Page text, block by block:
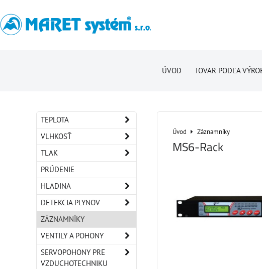
ÚVOD TOVAR PODĽA
Úvod Záznamníky
MS6-Rack
TEPLOTA
VLHKOSŤ
TLAK
PRÚDENIE
HLADINA
DETEKCIA PLYNOV
ZÁZNAMNÍKY
VENTILY A POHONY
SERVOPOHONY PRE
VZDUCHOTECHNIKU